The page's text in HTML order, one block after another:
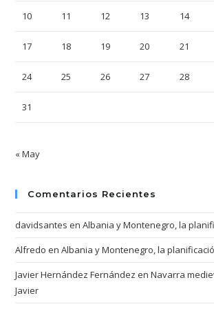
10 11 12 13 14
17 18 19 20 21
24 25 26 27 28
31
« May
Comentarios Recientes
davidsantes enAlbania y Montenegro, la
Alfredo enAlbania y Montenegro, la
Javier Hernández Fernández enNavarra
Javier